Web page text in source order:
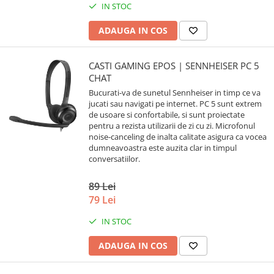
IN STOC
ADAUGA IN COS
CASTI GAMING EPOS | SENNHEISER PC 5
CHAT
Bucurati-va de sunetul Sennheiser in timp ce va
jucati sau navigati pe internet. PC 5 sunt extrem
de usoare si confortabile, si sunt proiectate
pentru a rezista utilizarii de zi cu zi. Microfonul
noise-canceling de inalta calitate asigura ca vocea
dumneavoastra este auzita clar in timpul
conversatiilor.
89 Lei
79 Lei
IN STOC
ADAUGA IN COS